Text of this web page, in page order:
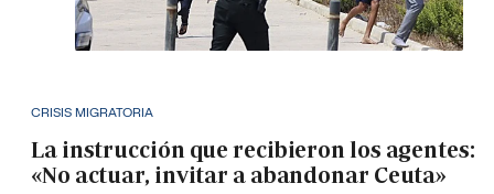
CRISIS MIGRATORIA
La instrucción que recibieron los agentes:
«No actuar, invitar a abandonar Ceuta»